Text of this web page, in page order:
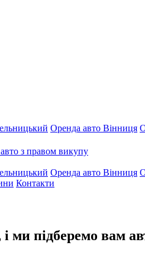
Оренда авто Вінниця
з правом викупу
Оренда авто Вінниця
Контакти
ми підберемо вам